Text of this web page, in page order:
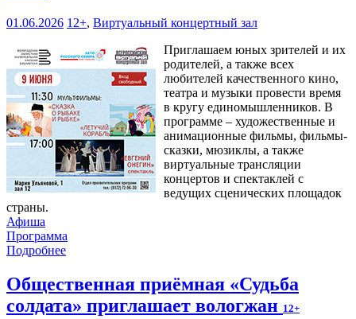
01.06.2026 12+, Виртуальный концертный зал
Приглашаем юных зрителей и их
родителей, а также всех
любителей качественного кино,
театра и музыки провести время
в кругу единомышленников. В
программе – художественные и
анимационные фильмы, фильмы-
сказки, мюзиклы, а также
виртуальные трансляции
концертов и спектаклей с
ведущих сценических площадок
страны.
Афиша
Программа
Подробнее
Общественная приёмная «Судьба
солдата» приглашает вологжан 12+